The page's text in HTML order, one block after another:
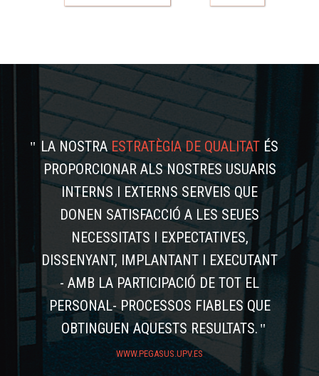
LA NOSTRAESTRATÈGIA DE QUALITAT ÉS
PROPORCIONAR ALS NOSTRES USUARIS
INTERNS I EXTERNS SERVEIS QUE
DONEN SATISFACCIÓ A LES SEUES
NECESSITATS I EXPECTATIVES,
DISSENYANT, IMPLANTANT I EXECUTANT
- AMB LA PARTICIPACIÓ DE TOT EL
PERSONAL- PROCESSOS FIABLES QUE
OBTINGUEN AQUESTS RESULTATS.
WWW.PEGASUS.UPV.ES